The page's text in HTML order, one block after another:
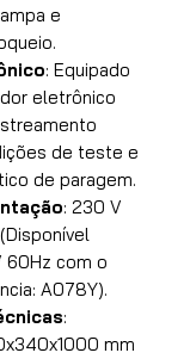
e
: Equipado
eletrônico
de teste e
de paragem.
: 230 V
60Hz com o
A078Y).
:
mm